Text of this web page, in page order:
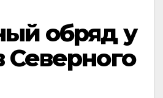
обряд у
Северного